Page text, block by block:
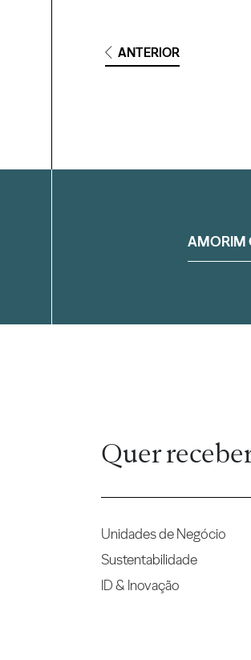
ANTERIOR
FiltrarAMORIM
Quer
Unidades de Negócio
Sustentabilidade
ID & Inovação